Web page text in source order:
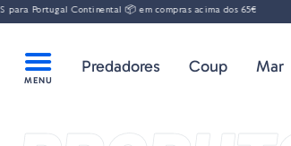
Portugal Continental 📦 em compras acima dos 65€
Predadores Coup Mar